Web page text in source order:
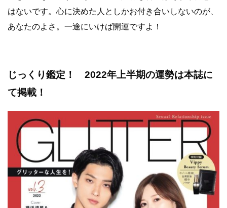
はないです。心に決めた人としかお付き合いしないのが、
あなたのよさ。一途にいけば開運ですよ！
じっくり鑑定！ 2022年上半期の運勢は本誌に
て掲載！